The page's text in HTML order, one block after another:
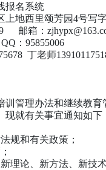
报名系统
地西里颂芳园4号写
邮箱：
：95855006
丁老师
训管理办法和继续教
就有关事宜通知如下
规和有关政策；
理论、新方法、新技